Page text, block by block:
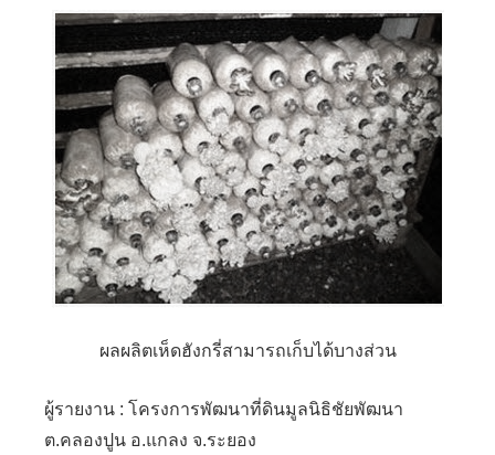
ผลผลิตเห็ดฮังกรี่สามารถเก็บได้บางส่วน
ผู้รายงาน : โครงการพัฒนาที่ดินมูลนิธิชัยพัฒนา
ต.คลองปูน อ.แกลง จ.ระยอง